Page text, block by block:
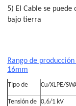
5) El Cable se
bajo tierra
Rango de
16mm
Tipo de Cu/XLPE/
Tensión de 0,6/1 kV